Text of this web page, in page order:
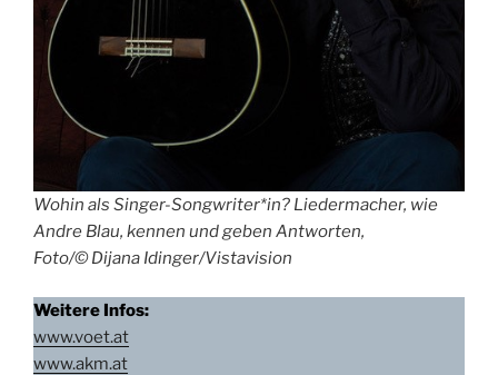
Wohin als Singer-Songwriter*in? Liedermacher, wie
Andre Blau, kennen und geben Antworten,
Foto/© Dijana Idinger/Vistavision
Weitere Infos:
www.voet.at
www.akm.at